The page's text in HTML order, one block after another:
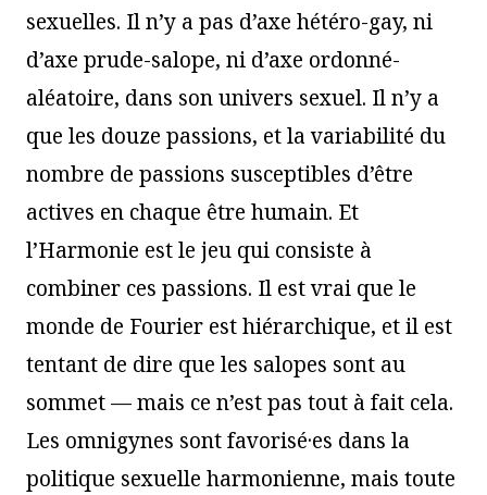
sexuelles. Il n’y a pas d’axe hétéro-gay, ni
d’axe prude-salope, ni d’axe ordonné-
aléatoire, dans son univers sexuel. Il n’y a
que les douze passions, et la variabilité du
nombre de passions susceptibles d’être
actives en chaque être humain. Et
l’Harmonie est le jeu qui consiste à
combiner ces passions. Il est vrai que le
monde de Fourier est hiérarchique, et il est
tentant de dire que les salopes sont au
sommet — mais ce n’est pas tout à fait cela.
Les omnigynes sont favorisé·es dans la
politique sexuelle harmonienne, mais toute